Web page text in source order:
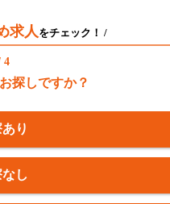
求人をチェック！ /
4
探しですか？
り
し